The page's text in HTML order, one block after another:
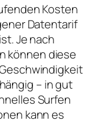
Kosten
Datentarif
Je nach
können diese
– in gut
Surfen
kann es